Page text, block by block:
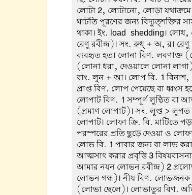
লোটা 2, লোটানো, লোড়া
ঘাটতি পূরণের জন্য বিদ্যুত্শক্তির
থাকা। ইং. load-shedding। লোধ,
রেণু রবীন্দ্র)। সং. রুধ্ + অ, র।
ব্যবহৃত হত। লোনা বিণ. লবণাক্ত
(লোনা ধরা, দেওয়ালে লোনা
বাং. লুন + আ। লোপ বি. 1
প্রাপ্ত বিণ. লোপ পেয়েছে বা ধ্বংস
লোপাট বিণ. 1 সম্পূর্ণ লুণ্ঠিত বা
(প্রমাণ লোপাট)। সং. লুপ্ত > লুপত
লোপাট। লোফা ক্রি. বি. মাটিতে
পরস্পরের প্রতি ছুড়ে দেওয়া ও
লোভ বি. 1 পাবার জন্য বা লাভ
আত্মসাৎ করার প্রবৃত্তি3
আমার নয়ন লোভন রবীন্দ্র) 2
লোভন গন্ধ)। নীয় বিণ. লোভজনক
(লোভা ছেলে)। লোভাতুর বিণ.